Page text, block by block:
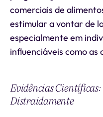
comerciais de
estimular a vontar de
especialmente em
influenciáveis como as
Evidências Científicas:
Distraidamente